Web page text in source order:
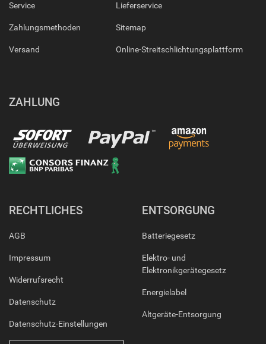
Service
Zahlungsmethoden
Versand
Lieferservice
Sitemap
Online-Streitschlichtungsplattform
ZAHLUNG
RECHTLICHES
AGB
Impressum
Widerrufsrecht
Datenschutz
Datenschutz-Einstellungen
ENTSORGUNG
Batteriegesetz
Elektro- und
Elektronikgerätegesetz
Energielabel
Altgeräte-Entsorgung